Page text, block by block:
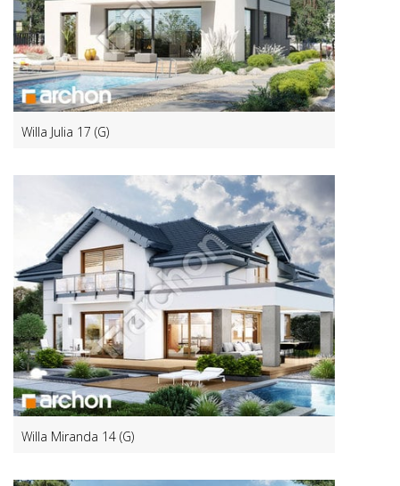
Willa Julia 17 (G)
Willa Miranda 14 (G)